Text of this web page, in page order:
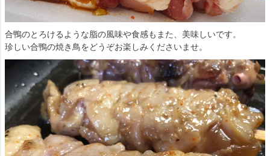
合鴨のとろけるような脂の風味や食感もまた、美味しいです。
珍しい合鴨の焼き鳥をどうぞお楽しみくださいませ。